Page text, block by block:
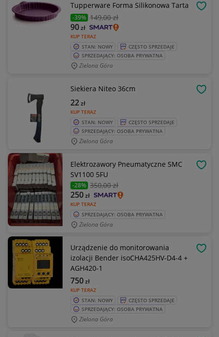
Tupperware Forma Silikonowa Tarta
-39% 149,00 zł
KUP TERAZ
90zł
STAN: NOWY
CZĘSTO SPRZEDAJE
SPRZEDAJĄCY: OSOBA PRYWATNA
Zielona Góra
Siekiera Niteo 36cm
KUP TERAZ
22zł
STAN: NOWY
CZĘSTO SPRZEDAJE
SPRZEDAJĄCY: OSOBA PRYWATNA
Zielona Góra
Elektrozawory Pneumatyczne SMC
SV1100 5FU
-28% 350,00 zł
KUP TERAZ
250zł
SPRZEDAJĄCY: OSOBA PRYWATNA
Zielona Góra
Urządzenie do monitorowania
izolacji Bender isoCHA425HV-D4-4 +
AGH420-1
KUP TERAZ
750zł
STAN: NOWY
CZĘSTO SPRZEDAJE
SPRZEDAJĄCY: OSOBA PRYWATNA
Zielona Góra